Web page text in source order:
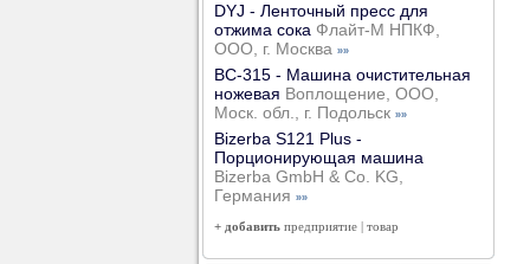
DYJ - Ленточный пресс для
отжима сока Флайт-М НПКФ,
ООО, г. Москва »»
ВС-315 - Машина очистительная
ножевая Воплощение, ООО,
Моск. обл., г. Подольск »»
Bizerba S121 Plus -
Порционирующая машина
Bizerba GmbH & Co. KG,
Германия »»
+ добавить предприятие | товар